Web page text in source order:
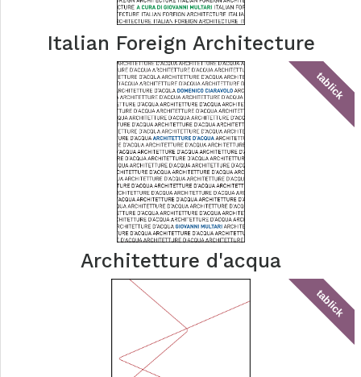
Italian Foreign Architecture
tablick
Architetture d'acqua
tablick